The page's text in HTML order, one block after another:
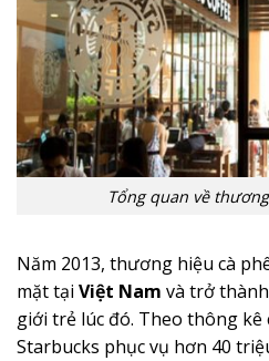
Tổng quan về
Năm 2013, thương hiệu cà
mặt tại Việt Nam và trở
giới trẻ lúc đó. Theo thông kê
Starbucks phục vụ hơn 40